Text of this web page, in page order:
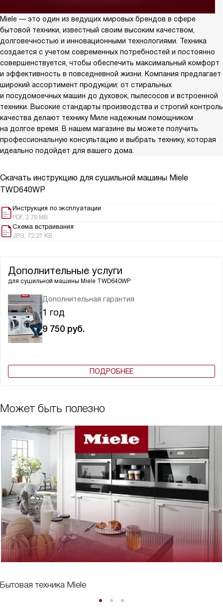
Miele — это один из ведущих мировых брендов в сфере
бытовой техники, известный своим высоким качеством,
долговечностью и инновационными технологиями. Техника
создается с учетом современных потребностей и постоянно
совершенствуется, чтобы обеспечить максимальный комфорт
и эффективность в повседневной жизни. Компания предлагает
широкий ассортимент продукции: от стиральных
и посудомоечных машин до духовок, пылесосов и встроенной
техники. Высокие стандарты производства и строгий контроль
качества делают технику Миле надежным помощником
на долгое время. В нашем магазине вы можете получить
профессиональную консультацию и выбрать технику, которая
идеально подойдет для вашего дома.
Скачать инструкцию для сушильной машины Miele
TWD640WP
Инструкция по эксплуатации
PDF, 2.79 MB
Схема встраивания
JPG, 72.21 KB
Дополнительные услуги
для сушильной машины Miele TWD640WP
Дополнительная гарантия
1 год
9 750 руб.
ПОДРОБНЕЕ
Может быть полезно
Бытовая техника Miele